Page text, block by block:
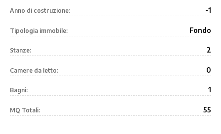
Anno di costruzione: -1
Tipologia immobile: Fondo
Stanze: 2
Camere da letto: 0
Bagni: 1
MQ Totali: 55